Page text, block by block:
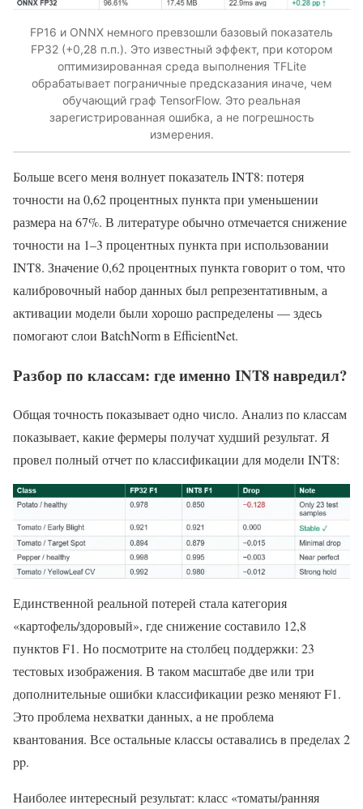
FP16 и ONNX немного превзошли базовый показатель
FP32 (+0,28 п.п.). Это известный эффект, при котором
оптимизированная среда выполнения TFLite
обрабатывает пограничные предсказания иначе, чем
обучающий граф TensorFlow. Это реальная
зарегистрированная ошибка, а не погрешность
измерения.
Больше всего меня волнует показатель INT8: потеря
точности на 0,62 процентных пункта при уменьшении
размера на 67%. В литературе обычно отмечается снижение
точности на 1–3 процентных пункта при использовании
INT8. Значение 0,62 процентных пункта говорит о том, что
калибровочный набор данных был репрезентативным, а
активации модели были хорошо распределены — здесь
помогают слои BatchNorm в EfficientNet.
Разбор по классам: где именно INT8 навредил?
Общая точность показывает одно число. Анализ по классам
показывает, какие фермеры получат худший результат. Я
провел полный отчет по классификации для модели INT8:
Единственной реальной потерей стала категория
«картофель/здоровый», где снижение составило 12,8
пунктов F1. Но посмотрите на столбец поддержки: 23
тестовых изображения. В таком масштабе две или три
дополнительные ошибки классификации резко меняют F1.
Это проблема нехватки данных, а не проблема
квантования. Все остальные классы оставались в пределах 2
pp.
Наиболее интересный результат: класс «томаты/ранняя